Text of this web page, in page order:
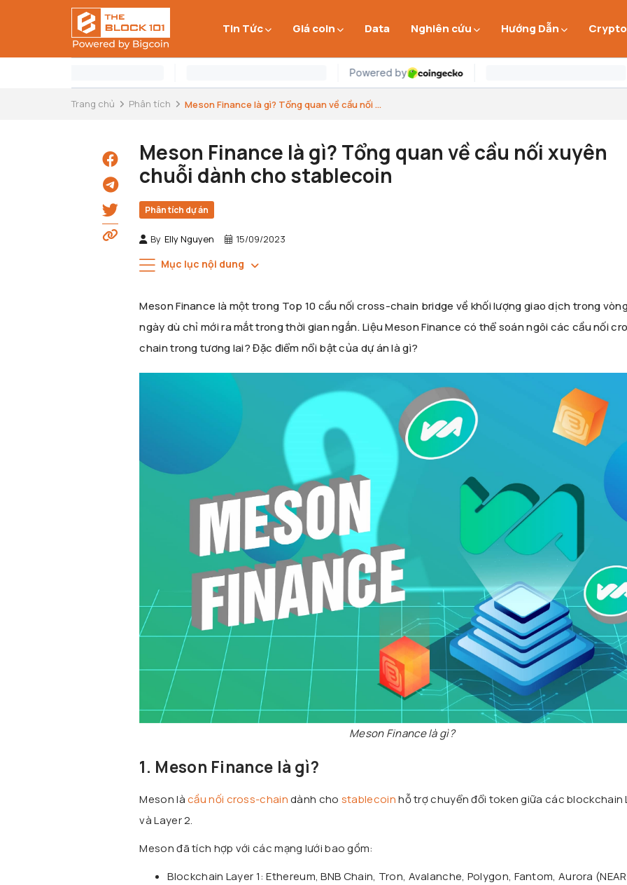
Tin Tức Giá coin Data Nghiên cứu Hướng Dẫn
Trang chủ Phân tích Meson Finance là gì? Tổng quan về cầu nối ...
Meson Finance là gì? Tổng quan về cầu nối xuyên
chuỗi dành cho stablecoin
Phân tích dự án
By Elly Nguyen 15/09/2023
Mục lục nội dung
Meson Finance là một trong Top 10 cầu nối cross-chain bridge về khối lượng giao dịch trong
ngày dù chỉ mới ra mắt trong thời gian ngắn. Liệu Meson Finance có thể soán ngôi các cầu nối
chain trong tương lai? Đặc điểm nổi bật của dự án là gì?
Meson Finance là gì?
1. Meson Finance là gì?
Meson làcầu nối cross-chaindành cho stablecoinhỗ trợ chuyển đổi token giữa các blockchain
và Layer 2.
Meson đã tích hợp với các mạng lưới bao gồm:
Blockchain Layer 1: Ethereum, BNB Chain, Tron, Avalanche, Polygon, Fantom, Aurora